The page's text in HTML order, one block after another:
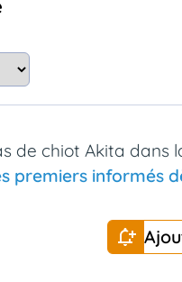
de chiot Akita dans
premiers informés